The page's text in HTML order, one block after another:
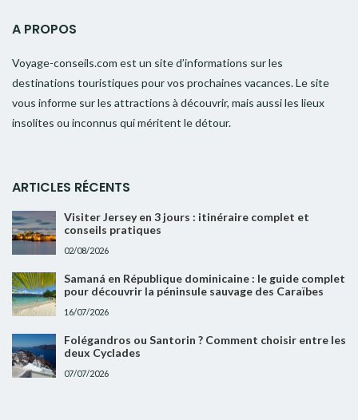
A PROPOS
Voyage-conseils.com est un site d’informations sur les
destinations touristiques pour vos prochaines vacances. Le site
vous informe sur les attractions à découvrir, mais aussi les lieux
insolites ou inconnus qui méritent le détour.
ARTICLES RÉCENTS
Visiter Jersey en 3 jours : itinéraire complet et
conseils pratiques
02/08/2026
Samaná en République dominicaine : le guide complet
pour découvrir la péninsule sauvage des Caraïbes
16/07/2026
Folégandros ou Santorin ? Comment choisir entre les
deux Cyclades
07/07/2026